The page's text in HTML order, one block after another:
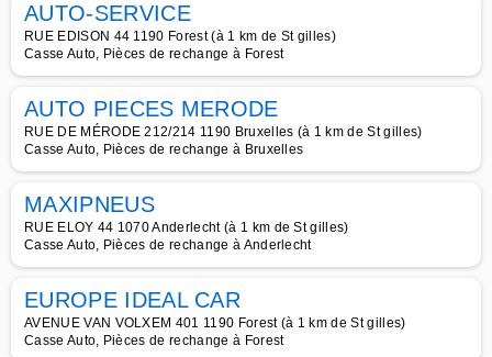
AUTO-SERVICE
RUE EDISON 44 1190 Forest (à 1 km de St gilles)
Casse Auto, Pièces de rechange à Forest
AUTO PIECES MERODE
RUE DE MÉRODE 212/214 1190 Bruxelles (à 1 km de St gilles)
Casse Auto, Pièces de rechange à Bruxelles
MAXIPNEUS
RUE ELOY 44 1070 Anderlecht (à 1 km de St gilles)
Casse Auto, Pièces de rechange à Anderlecht
EUROPE IDEAL CAR
AVENUE VAN VOLXEM 401 1190 Forest (à 1 km de St gilles)
Casse Auto, Pièces de rechange à Forest